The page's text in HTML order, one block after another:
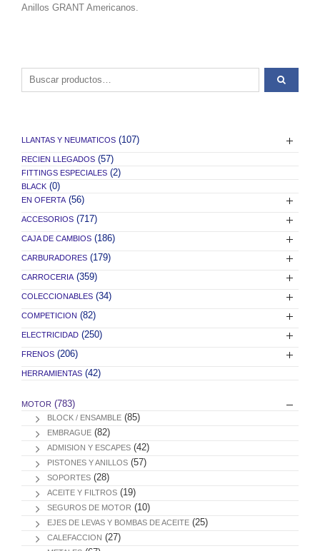
Anillos GRANT Americanos.
Buscar por:
LLANTAS Y NEUMATICOS (107)
RECIEN LLEGADOS (57)
FITTINGS ESPECIALES (2)
BLACK (0)
EN OFERTA (56)
ACCESORIOS (717)
CAJA DE CAMBIOS (186)
CARBURADORES (179)
CARROCERIA (359)
COLECCIONABLES (34)
COMPETICION (82)
ELECTRICIDAD (250)
FRENOS (206)
HERRAMIENTAS (42)
MOTOR (783)
BLOCK / ENSAMBLE (85)
EMBRAGUE (82)
ADMISION Y ESCAPES (42)
PISTONES Y ANILLOS (57)
SOPORTES (28)
ACEITE Y FILTROS (19)
SEGUROS DE MOTOR (10)
EJES DE LEVAS Y BOMBAS DE ACEITE (25)
CALEFACCION (27)